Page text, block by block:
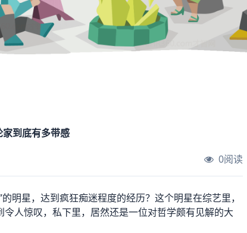
到底有多带感
0阅读
明星，达到疯狂痴迷程度的经历？这个明星在综艺里，
人惊叹，私下里，居然还是一位对哲学颇有见解的大